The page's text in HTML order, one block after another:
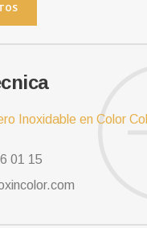
Inoxidable en Color
01 15